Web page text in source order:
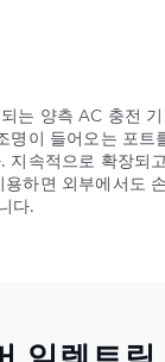
는 양측 AC 충전
명이 들어오는 포트
지속적으로 확장되
하면 외부에서도
다.